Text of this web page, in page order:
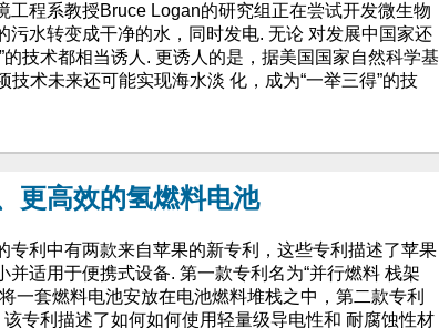
工程系教授Bruce Logan的研究组正在尝试开发微生物
污水转变成干净的水，同时发电. 无论 对发展中国家还
的技术都相当诱人. 更诱人的是，据美国国家自然科学基
术未来还可能实现海水淡 化，成为“一举三得”的技
更高效的氢燃料电池
专利中有两款来自苹果的新专利，这些专利描述了苹果
并适用于便携式设备. 第一款专利名为“并行燃料 栈架
一套燃料电池安放在电池燃料堆栈之中，第二款专利
该专利描述了如何如何使用轻量级导电性和 耐腐蚀性材